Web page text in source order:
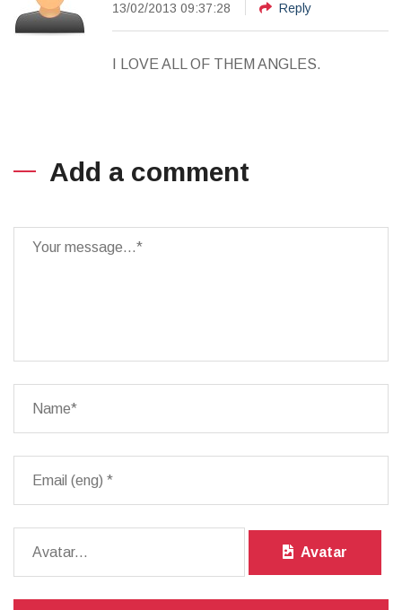
13/02/2013 09:37:28 Reply
I LOVE ALL OF THEM ANGLES.
Add a comment
Avatar